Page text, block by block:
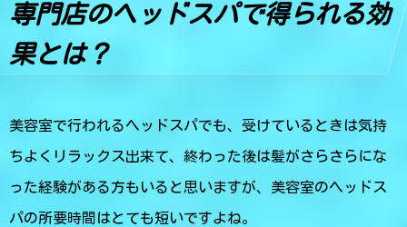
専門店のヘッドスパで得られる効
果とは？
美容室で行われるヘッドスパでも、受けているときは気持
ちよくリラックス出来て、終わった後は髪がさらさらにな
った経験がある方もいると思いますが、美容室のヘッドス
パの所要時間はとても短いですよね。